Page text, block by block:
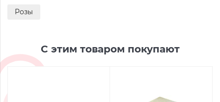
Розы
С этим товаром покупают